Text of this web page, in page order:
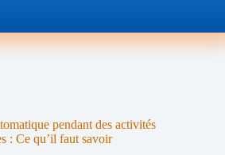
pendant des activités
: Ce qu’il faut savoir